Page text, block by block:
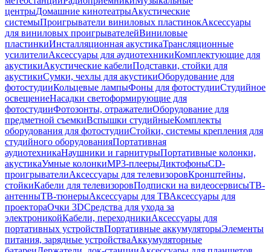
центрыДомашние кинотеатрыАкустические
системыПроигрыватели виниловых пластинокАксессуары
для виниловых проигрывателейВиниловые
пластинкиИнсталляционная акустикаТрансляционные
усилителиАксессуары для аудиотехникиКомплектующие для
акустикиАкустические кабелиПодставки, стойки для
акустикиСумки, чехлы для акустикиОборудование для
фотостудииКольцевые лампыФоны для фотостудииСтудийное
освещениеНасадки светоформирующие для
фотостудииФотозонты, отражателиОборудование для
предметной съемкиВспышки студийныеКомплекты
оборудования для фотостудииСтойки, системы крепления для
студийного оборудованияПортативная
аудиотехникаНаушники и гарнитурыПортативные колонки,
акустикаУмные колонкиMP3-плеерыДиктофоныCD-
проигрывателиАксессуары для телевизоровКронштейны,
стойкиКабели для телевизоровПодписки на видеосервисыТВ-
антенныТВ-тюнерыАксессуары для ТВАксессуары для
проектораОчки 3DСредства для ухода за
электроникойКабели, переходникиАксессуары для
портативных устройствПортативные аккумуляторыЭлементы
питания, зарядные устройстваАккумуляторные